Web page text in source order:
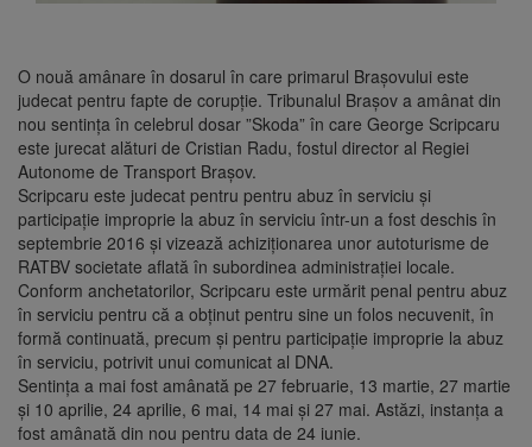
O nouă amânare în dosarul în care primarul Braşovului este
judecat pentru fapte de corupţie. Tribunalul Braşov a amânat din
nou sentinţa în celebrul dosar ”Skoda” în care George Scripcaru
este jurecat alături de Cristian Radu, fostul director al Regiei
Autonome de Transport Braşov.
Scripcaru este judecat pentru pentru abuz în serviciu şi
participaţie improprie la abuz în serviciu într-un a fost deschis în
septembrie 2016 și vizează achiziţionarea unor autoturisme de
RATBV societate aflată în subordinea administraţiei locale.
Conform anchetatorilor, Scripcaru este urmărit penal pentru abuz
în serviciu pentru că a obţinut pentru sine un folos necuvenit, în
formă continuată, precum şi pentru participaţie improprie la abuz
în serviciu, potrivit unui comunicat al DNA.
Sentinţa a mai fost amânată pe 27 februarie, 13 martie, 27 martie
şi 10 aprilie, 24 aprilie, 6 mai, 14 mai şi 27 mai. Astăzi, instanţa a
fost amânată din nou pentru data de 24 iunie.